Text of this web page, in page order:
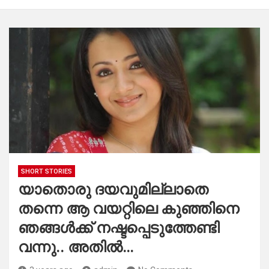
SHORT STORIES
യാതൊരു ദയവുമില്ലാതെ
തന്നെ ആ വയറ്റിലെ കുഞ്ഞിനെ
ഞങ്ങൾക്ക് നഷ്ടപ്പെടുത്തേണ്ടി
വന്നു.. അതിൽ…